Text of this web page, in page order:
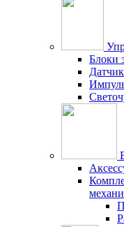
Блоки